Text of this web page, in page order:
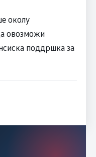
околу
овозможи
поддршка за